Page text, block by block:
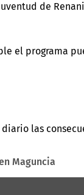
de
el programa
las
Maguncia